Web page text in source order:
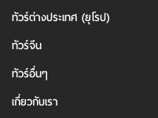
ทัวร์ต่างประเทศ (ยุโรป)
ทัวร์จีน
ทัวร์อื่นๆ
เกี่ยวกับเรา